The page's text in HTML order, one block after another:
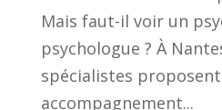
Mais faut-il voir un
psychologue ? À
spécialistes
accompagnement...